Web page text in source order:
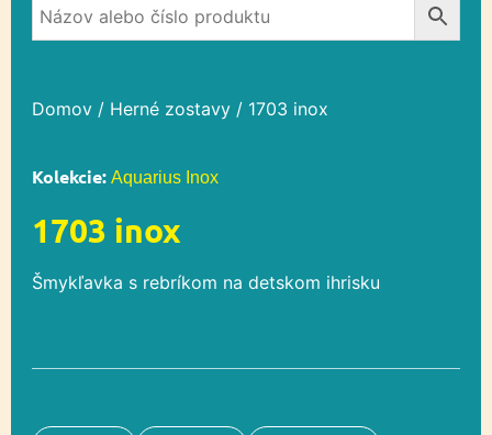
Domov / Herné zostavy / 1703 inox
Kolekcie: Aquarius Inox
1703 inox
Šmykľavka s rebríkom na detskom ihrisku